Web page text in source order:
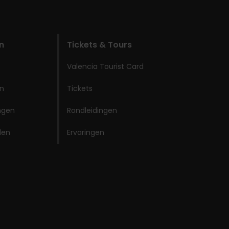
Tickets & Tours
Valencia Tourist Card
Tickets
Rondleidingen
Ervaringen